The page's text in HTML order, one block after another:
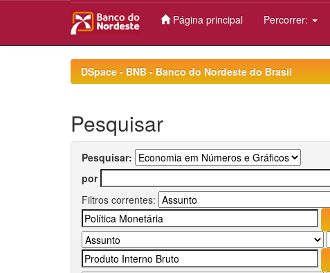
Página principal Percorrer:
DSpace - BNB - Banco do Nordeste do Brasil
Pesquisar
Pesquisar:
por
Filtros correntes: